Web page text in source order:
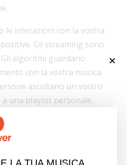
le interazioni con la vostra
Gli streaming sono
algoritmi guardano
con la vostra musica.
ascoltano un vostro
una playlist personale,
con un brano che è
ma mai aggiunto a una
numero di stream, ma il